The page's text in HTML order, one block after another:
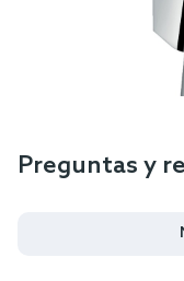
Preguntas y